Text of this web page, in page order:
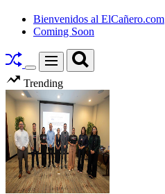
Bienvenidos al ElCañero.com
Coming Soon
Switch
color
mode
Menu Search
Trending